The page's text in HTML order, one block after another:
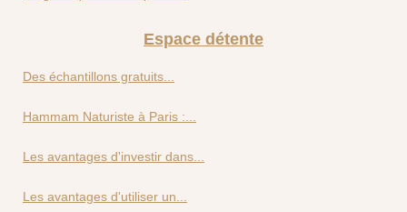
Espace détente
Des échantillons gratuits...
Hammam Naturiste à Paris :...
Les avantages d'investir dans...
Les avantages d'utiliser un...